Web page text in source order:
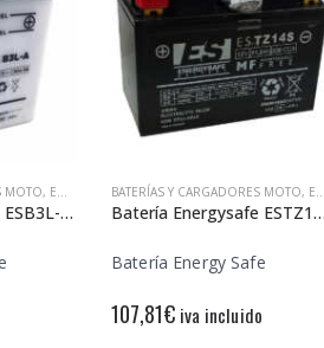
MOTO, ENERGY SAFE
Batería Energysafe ESB3L-A Convencional
BATERÍAS Y CARGADORES MOTO, ENERGY SAFE
Batería Energysafe ESTZ14-S Precargada
Batería Energy Safe
107,81€ iva incluido